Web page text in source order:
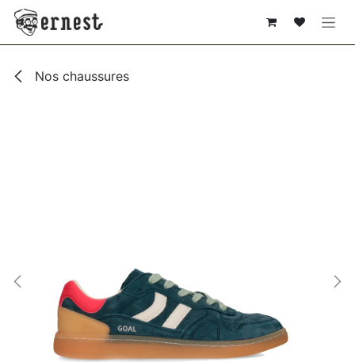
SE RENDRE AU CONTENU
Nos chaussures